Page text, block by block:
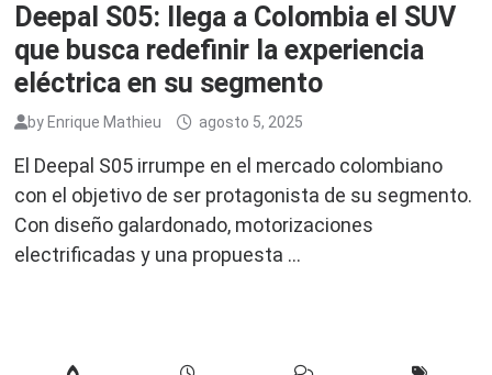
Deepal S05: llega a Colombia el SUV
que busca redefinir la experiencia
eléctrica en su segmento
by Enrique Mathieu agosto 5, 2025
El Deepal S05 irrumpe en el mercado colombiano
con el objetivo de ser protagonista de su segmento.
Con diseño galardonado, motorizaciones
electrificadas y una propuesta …